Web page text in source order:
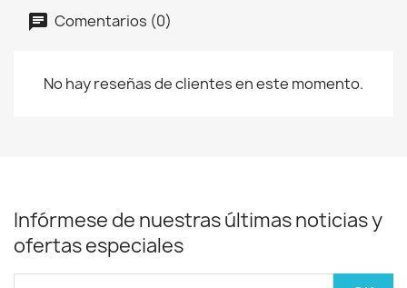
Comentarios (0)
No hay reseñas de clientes en este momento.
Infórmese de nuestras últimas noticias y
ofertas especiales